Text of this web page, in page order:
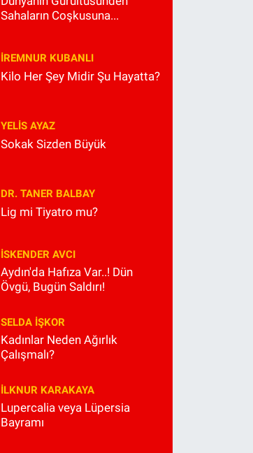
Sahaların Coşkusuna...
İREMNUR KUBANLI
Kilo Her Şey Midir Şu Hayatta?
YELIS AYAZ
Sokak Sizden Büyük
DR. TANER BALBAY
Lig mi Tiyatro mu?
İSKENDER AVCI
Aydın'da Hafıza Var..! Dün
Övgü, Bugün Saldırı!
SELDA İŞKOR
Kadınlar Neden Ağırlık
Çalışmalı?
İLKNUR KARAKAYA
Lupercalia veya Lüpersia
Bayramı